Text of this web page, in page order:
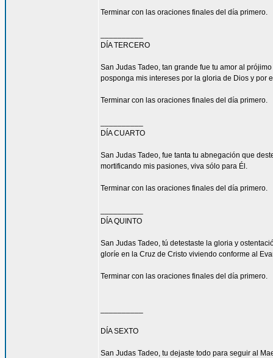
Terminar con las oraciones finales del día primero.
DÍA TERCERO
San Judas Tadeo, tan grande fue tu amor al
posponga mis intereses por la gloria de Dios y por
Terminar con las oraciones finales del día primero.
DÍA CUARTO
San Judas Tadeo, fue tanta tu abnegación que
mortificando mis pasiones, viva sólo para Él.
Terminar con las oraciones finales del día primero.
DÍA QUINTO
San Judas Tadeo, tú detestaste la gloria y
gloríe en la Cruz de Cristo viviendo conforme al
Terminar con las oraciones finales del día primero.
DÍA SEXTO
San Judas Tadeo, tu dejaste todo para seguir al